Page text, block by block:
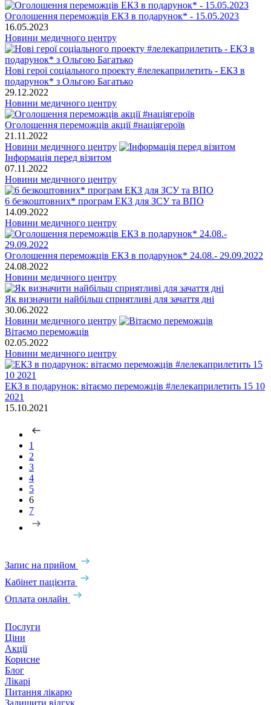
Оголошення переможців ЕКЗ в подарунок* - 15.05.2023
16.05.2023
Новини медичного центру
Нові герої соціального проекту #лелекаприлетить - ЕКЗ в
подарунок* з Ольгою Багатько
29.12.2022
Новини медичного центру
Оголошення переможців акції #націягероїв
21.11.2022
Новини медичного центру
Інформація перед візитом
07.11.2022
Новини медичного центру
6 безкоштовних* програм ЕКЗ для ЗСУ та ВПО
14.09.2022
Новини медичного центру
Оголошення переможців ЕКЗ в подарунок* 24.08.- 29.09.2022
24.08.2022
Новини медичного центру
Як визначити найбільш сприятливі для зачаття дні
30.06.2022
Новини медичного центру
Вітаємо переможців
02.05.2022
Новини медичного центру
ЕКЗ в подарунок: вітаємо переможців #лелекаприлетить 15 10
2021
15.10.2021
1
2
3
4
5
6
7
Запис на прийом
Кабінет пацієнта
Оплата онлайн
Послуги
Ціни
Акції
Корисне
Блог
Лікарі
Питання лікарю
Залишити відгук